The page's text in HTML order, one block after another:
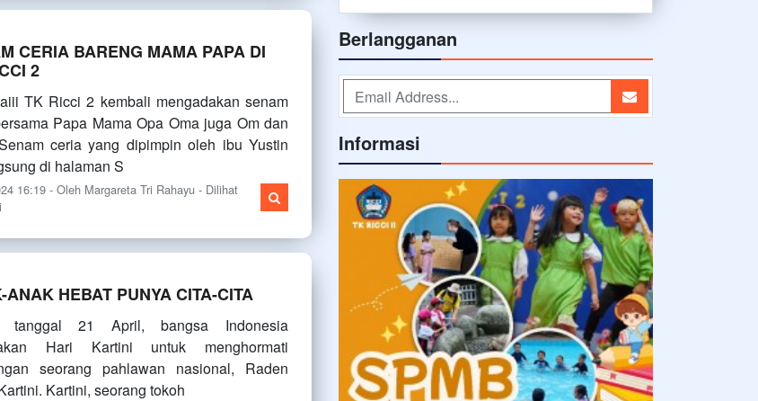
CERIA BARENG MAMA PAPA DI
2
TK Ricci 2 kembali mengadakan senam
Papa Mama Opa Oma juga Om dan
ceria yang dipimpin oleh ibu Yustin
di halaman S
16:19 - Oleh Margareta Tri Rahayu - Dilihat
ANAK HEBAT PUNYA CITA-CITA
tanggal 21 April, bangsa Indonesia
Hari Kartini untuk menghormati
seorang pahlawan nasional, Raden
Kartini, seorang tokoh
Berlangganan
Informasi